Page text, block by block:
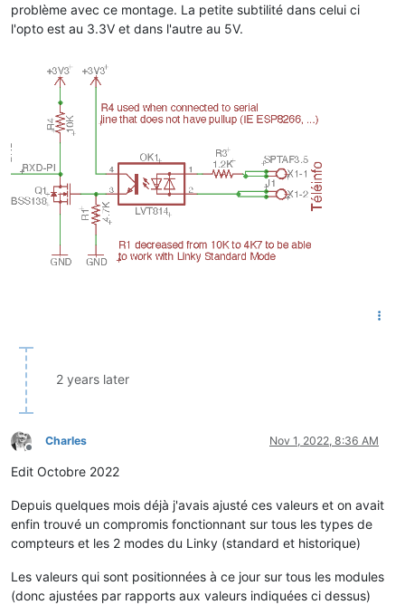
problème avec ce montage. La petite subtilité dans celui ci
l'opto est au 3.3V et dans l'autre au 5V.
2 years later
Offline
Charles Nov 1, 2022, 8:36 AM
Edit Octobre 2022
Depuis quelques mois déjà j'avais ajusté ces valeurs et on avait
enfin trouvé un compromis fonctionnant sur tous les types de
compteurs et les 2 modes du Linky (standard et historique)
Les valeurs qui sont positionnées à ce jour sur tous les modules
(donc ajustées par rapports aux valeurs indiquées ci dessus)